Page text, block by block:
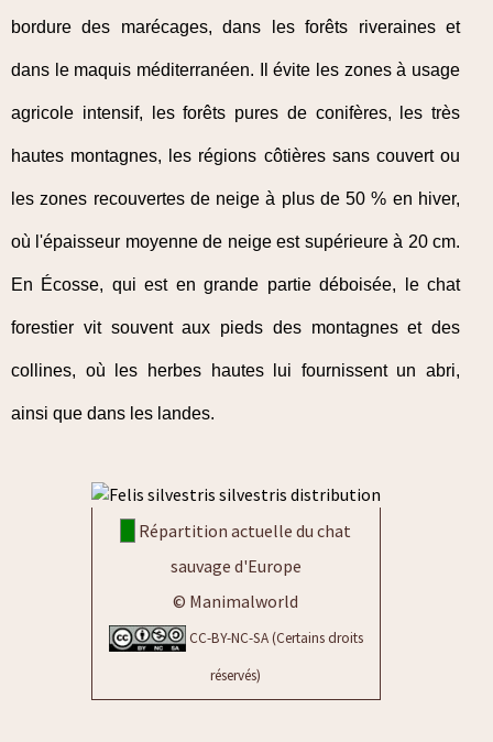
bordure des marécages, dans les forêts riveraines et
dans le maquis méditerranéen. Il évite les zones à usage
agricole intensif, les forêts pures de conifères, les très
hautes montagnes, les régions côtières sans couvert ou
les zones recouvertes de neige à plus de 50 % en hiver,
où l'épaisseur moyenne de neige est supérieure à 20 cm.
En Écosse, qui est en grande partie déboisée, le chat
forestier vit souvent aux pieds des montagnes et des
collines, où les herbes hautes lui fournissent un abri,
ainsi que dans les landes.
Répartition actuelle du chat
sauvage d'Europe
© Manimalworld
CC-BY-NC-SA (Certains droits
réservés)